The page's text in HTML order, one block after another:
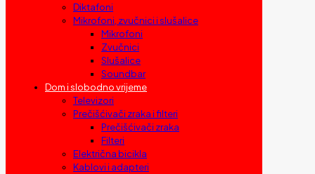
Diktafoni
Mikrofoni, zvučnici i slušalice
Mikrofoni
Zvučnici
Slušalice
Soundbar
Dom i slobodno vrijeme
Televizori
Prečišćivači zraka i filteri
Prečišćivači zraka
Filteri
Električna bicikla
Kablovi i adapteri